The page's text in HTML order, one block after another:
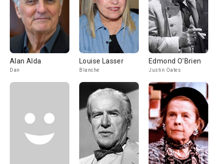
Alan Alda
Dan
Louise Lasser
Blanche
Edmond O'Brien
Justin Oates